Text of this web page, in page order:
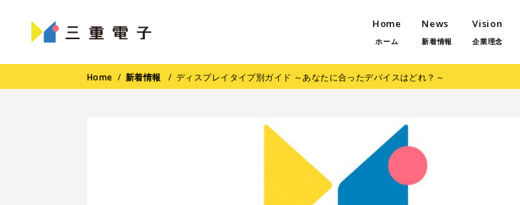
Home
ホーム
News
新着情報
Vision
企業理念
Home / 新着情報 /ディスプレイタイプ別ガイド ～あなたに合ったデバイスはどれ？～